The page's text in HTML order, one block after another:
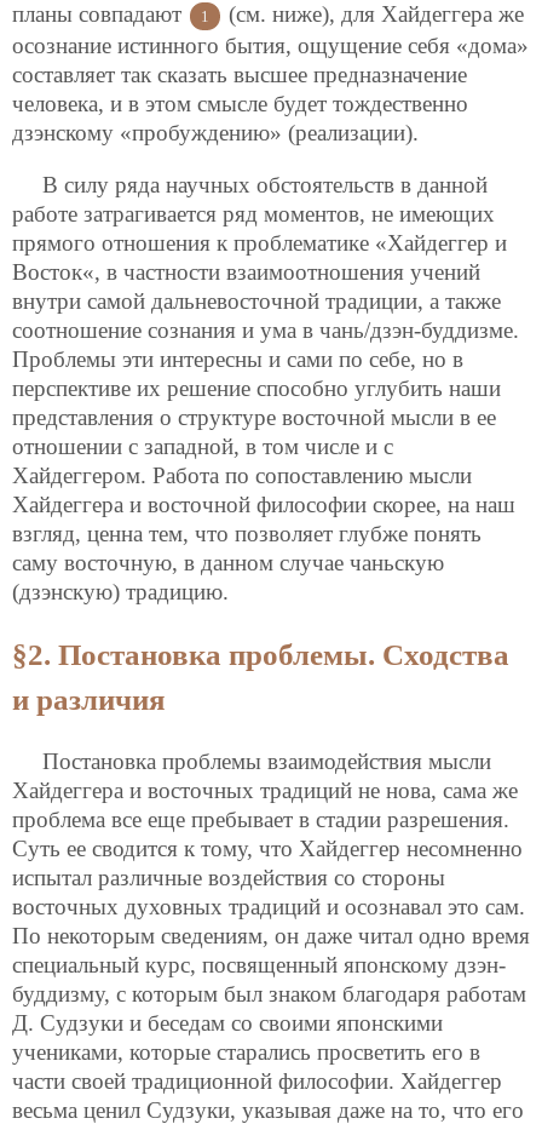
планы совпадают
1
(см. ниже), для Хайдеггера же
осознание истинного бытия, ощущение себя «дома»
составляет так сказать высшее предназначение
человека, и в этом смысле будет тождественно
дзэнскому «пробуждению» (реализации).
В силу ряда научных обстоятельств в данной
работе затрагивается ряд моментов, не имеющих
прямого отношения к проблематике «Хайдеггер и
Восток«, в частности взаимоотношения учений
внутри самой дальневосточной традиции, а также
соотношение сознания и ума в чань/дзэн-буддизме.
Проблемы эти интересны и сами по себе, но в
перспективе их решение способно углубить наши
представления о структуре восточной мысли в ее
отношении c западной, в том числе и с
Хайдеггером. Работа по сопоставлению мысли
Хайдеггера и восточной философии скорее, на наш
взгляд, ценна тем, что позволяет глубже понять
саму восточную, в данном случае чаньскую
(дзэнскую) традицию.
§2. Постановка проблемы. Сходства
и различия
Постановка проблемы взаимодействия мысли
Хайдеггера и восточных традиций не нова, сама же
проблема все еще пребывает в стадии разрешения.
Суть ее сводится к тому, что Хайдеггер несомненно
испытал различные воздействия со стороны
восточных духовных традиций и осознавал это сам.
По некоторым сведениям, он даже читал одно время
специальный курс, посвященный японскому дзэн-
буддизму, с которым был знаком благодаря работам
Д. Судзуки и беседам со своими японскими
учениками, которые старались просветить его в
части своей традиционной философии. Хайдеггер
весьма ценил Судзуки, указывая даже на то, что его